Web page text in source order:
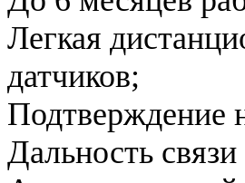
Легкая
датчиков;
Подтверждение
Дальность